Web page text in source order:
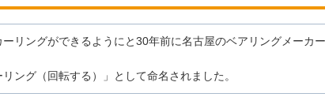
リングができるようにと30年前に名古屋のベアリングメーカ
ング（回転する）」として命名されました。